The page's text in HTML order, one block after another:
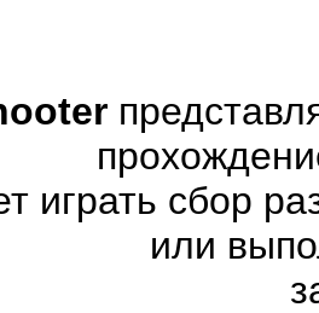
играть сбор
или